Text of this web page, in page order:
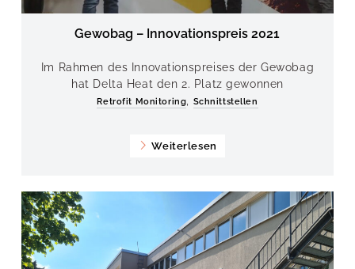
Gewobag – Innovationspreis 2021
Im Rahmen des Innovationspreises der Gewobag
hat Delta Heat den 2. Platz gewonnen
Retrofit Monitoring Schnittstellen
Weiterlesen